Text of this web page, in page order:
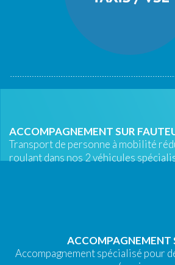
ACCOMPAGNEMENT SUR
Transport de personne à mobilité
roulant dans nos 2 véhicules
ACCOMPAGNEMENT
Accompagnement spécialisé pour